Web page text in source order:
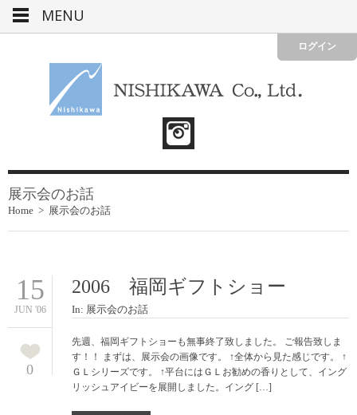
ログイン
展示会のお話
Home > 展示会のお話
15
JUN '06
0
2006 福岡ギフトショー
In: 展示会のお話
先週、福岡ギフトショーも無事終了致しました。 ご報告致しま
す！！ まずは、展示会の画像です。 ↑全体から見た感じです。 ↑
ＧＬシリーズです。 ↑平台にはＧＬお勧めの香りとして、イング
リッシュアイビーを展開しました。イング […]
MENU